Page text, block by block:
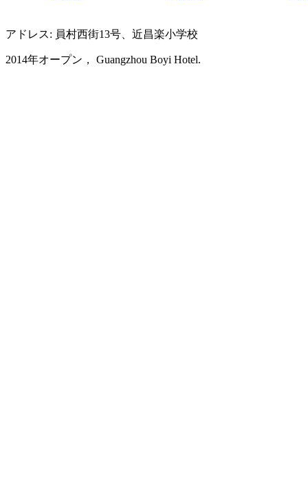
アドレス: 員村西街13号、近昌楽小学校
2014年オープン， Guangzhou Boyi Hotel.